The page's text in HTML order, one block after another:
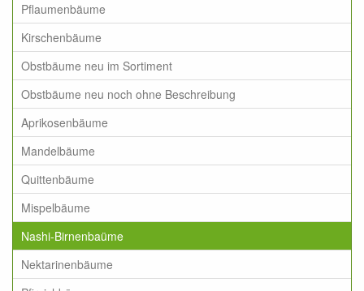
Pflaumenbäume
Kirschenbäume
Obstbäume neu im Sortiment
Obstbäume neu noch ohne Beschreibung
Aprikosenbäume
Mandelbäume
Quittenbäume
Mispelbäume
Nashi-Birnenbaüme
Nektarinenbäume